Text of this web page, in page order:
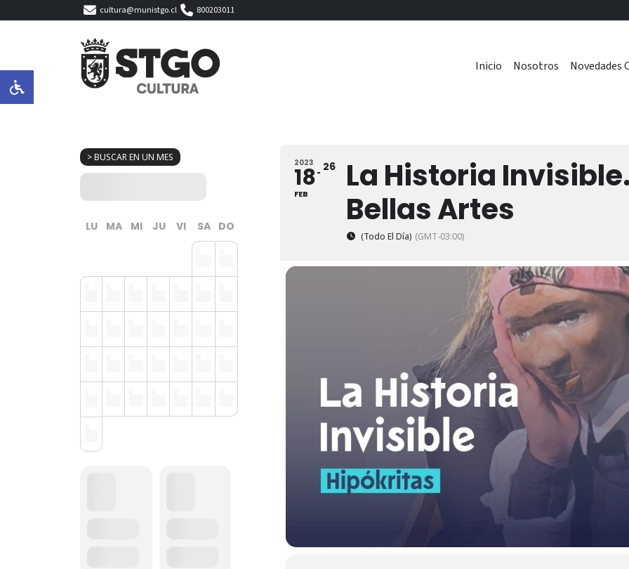
cultura@munistgo.cl 800203011
Inicio Nosotros Novedades
> BUSCAR EN UN MES
LU MA MI JU VI SA DO
2023
18
FEB
26
La Historia
Bellas Artes
(Todo El Día) (GMT-03:00)